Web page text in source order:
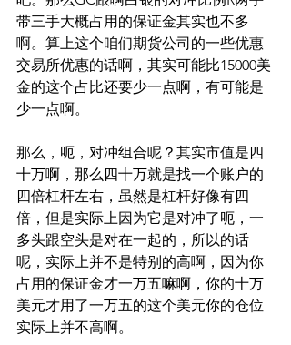
带三手大概占用的保证金其实也不多
啊。算上这个咱们期货公司的一些优惠
交易所优惠的话啊，其实可能比15000美
金的这个占比还要少一点啊，有可能是
少一点啊。
那么，呃，对冲组合呢？其实市值是四
十万啊，那么四十万就是找一个账户的
四倍杠杆左右，虽然是杠杆好像有四
倍，但是实际上因为它是对冲了呃，一
多头跟空头是对在一起的，所以的话
呢，实际上并不是特别的高啊，因为你
占用的保证金才一万五嘛啊，你的十万
美元才用了一万五的这个美元你的仓位
实际上并不高啊。